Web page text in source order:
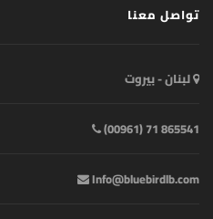
تواصل معنا
لبنان - بيروت
865541 71 (00961)
Info@bluebirdlb.com